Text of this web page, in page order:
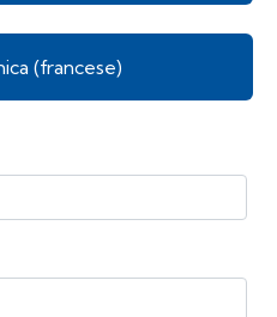
(francese)